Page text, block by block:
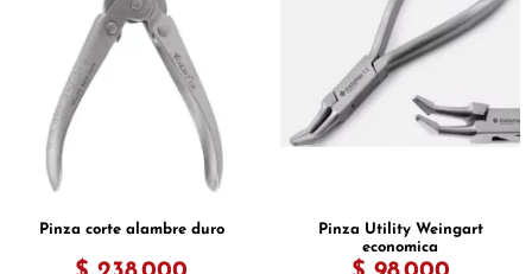
Pinza corte alambre duro
Pinza Utility Weingart
economica